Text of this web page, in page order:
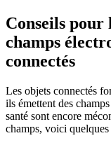
Conseils
champs
connectés
Les objets connectés
ils émettent des
santé sont encore
champs, voici